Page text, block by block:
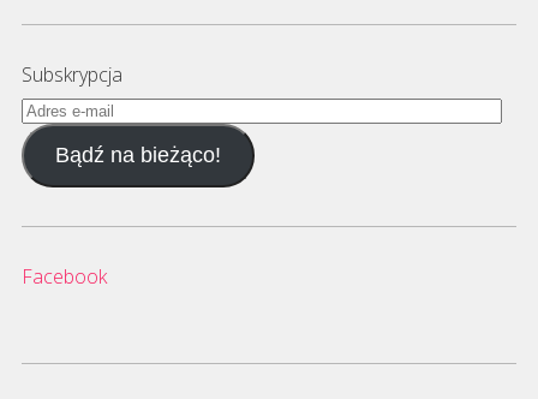
Subskrypcja
Adres
e-
mailBądź na bieżąco!
Facebook